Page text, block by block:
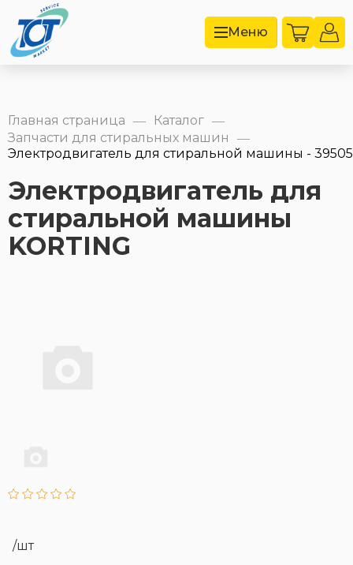
Меню
Главная страница — Каталог —
Запчасти для стиральных машин —
Электродвигатель для стиральной машины -
Электродвигатель для
стиральной машины
KORTING
/шт